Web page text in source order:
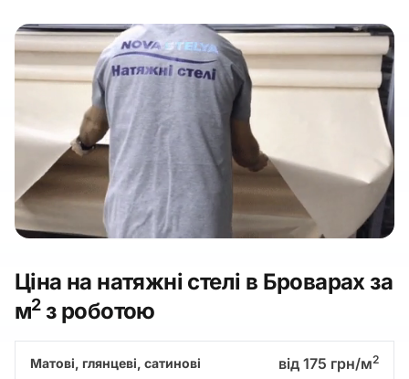
Ціна на натяжні стелі в Броварах за
м2з роботою
Матові, глянцеві, сатинові від 175 грн/м2